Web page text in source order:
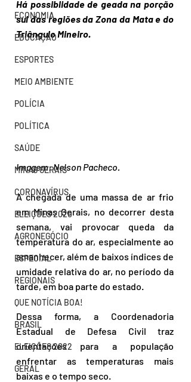
ECONOMIA
EDUCAÇÃO
ESPORTES
MEIO AMBIENTE
POLÍCIA
POLÍTICA
SAÚDE
MINAS GERAIS
CORONAVÍRUS
ELEIÇÕES 2020
AGRONEGÓCIO
ESPECIAL
REGIONAIS
QUE NOTÍCIA BOA!
BRASIL
ELEIÇÕES 2022
GERAL
Há possiblidade de geada na porção
sul das regiões da Zona da Mata e do
Triângulo Mineiro.
Imagem: Nelson Pacheco.
A chegada de uma massa de ar frio
em Minas Gerais, no decorrer desta
semana, vai provocar queda da
temperatura do ar, especialmente ao
amanhecer, além de baixos índices de
umidade relativa do ar, no período da
tarde, em boa parte do estado.
Dessa forma, a Coordenadoria
Estadual de Defesa Civil traz
orientações para a população
enfrentar as temperaturas mais
baixas e o tempo seco.